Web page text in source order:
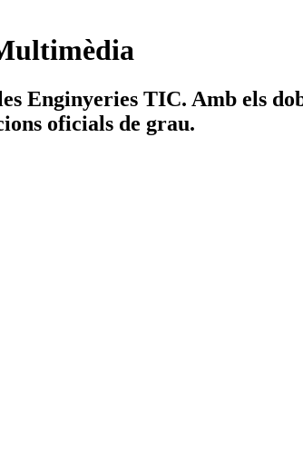
Enginyeries TIC. Amb els
oficials de grau.